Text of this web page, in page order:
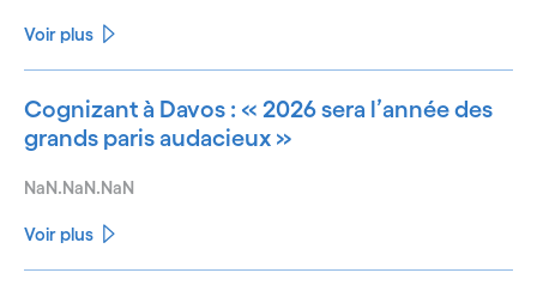
Voir plus
Cognizant à Davos : « 2026 sera l’année des
grands paris audacieux »
NaN.NaN.NaN
Voir plus